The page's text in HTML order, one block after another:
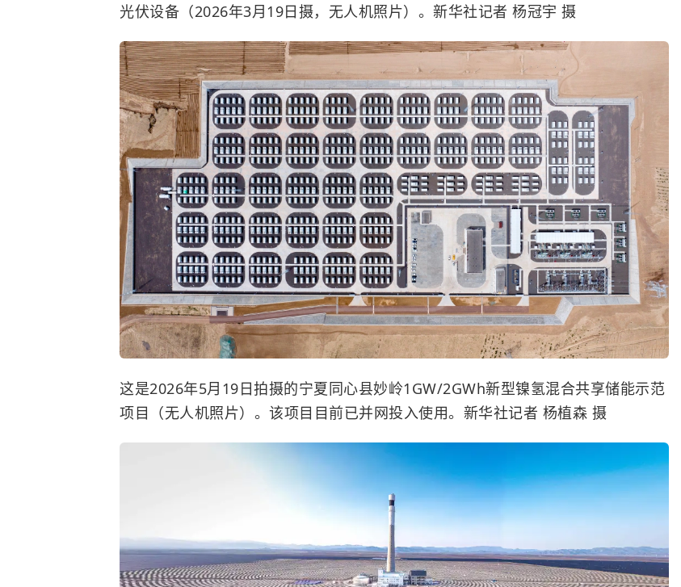
光伏设备（2026年3月19日摄，无人机照片）。新华社记者 杨冠宇 摄
这是2026年5月19日拍摄的宁夏同心县妙岭1GW/2GWh新型镍氢混合共享储能示范
项目（无人机照片）。该项目目前已并网投入使用。新华社记者 杨植森 摄